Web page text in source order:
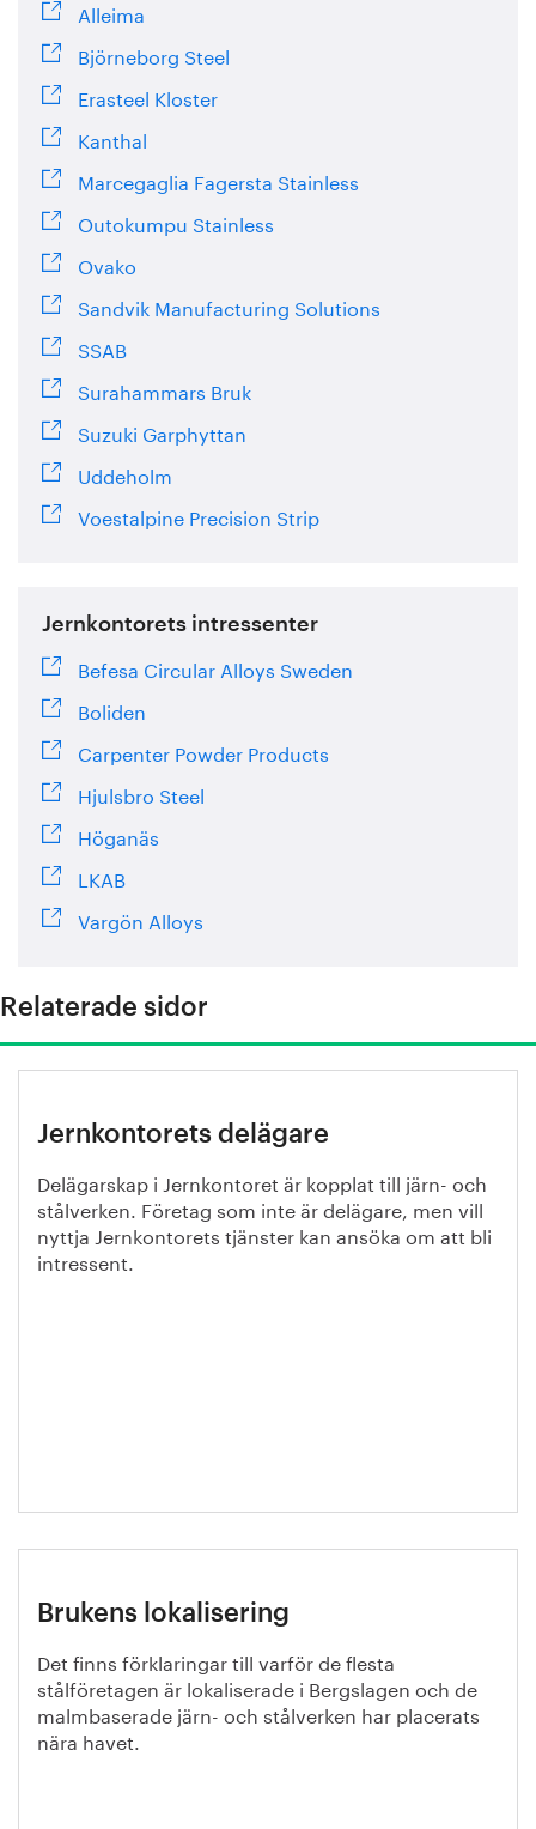
Alleima
Björneborg Steel
Erasteel Kloster
Kanthal
Marcegaglia Fagersta Stainless
Outokumpu Stainless
Ovako
Sandvik Manufacturing Solutions
SSAB
Surahammars Bruk
Suzuki Garphyttan
Uddeholm
Voestalpine Precision Strip
Jernkontorets intressenter
Befesa Circular Alloys Sweden
Boliden
Carpenter Powder Products
Hjulsbro Steel
Höganäs
LKAB
Vargön Alloys
Relaterade sidor
Jernkontorets delägare
Delägarskap i Jernkontoret är kopplat till järn- och
stålverken. Företag som inte är delägare, men vill
nyttja Jernkontorets tjänster kan ansöka om att bli
intressent.
Brukens lokalisering
Det finns förklaringar till varför de flesta
stålföretagen är lokaliserade i Bergslagen och de
malmbaserade järn- och stålverken har placerats
nära havet.